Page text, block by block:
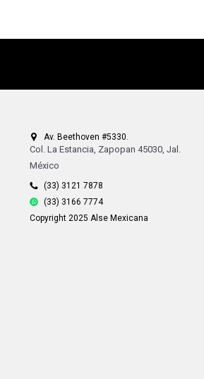
Av. Beethoven #5330.
Col. La Estancia, Zapopan 45030, Jal.
México
(33) 3121 7878
(33) 3166 7774
Copyright 2025 Alse Mexicana